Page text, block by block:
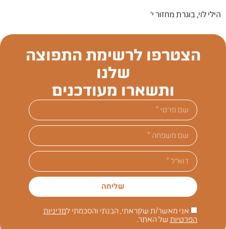
הילי לוי, בוגרת מחזור י'
הצטרפו לרשימת התפוצה
שלנו
ותשארו מעודכנים
אני מאשר/ת שקראתי, הבנתי והסכמתי למדיניות
הפרטיותשל האתר.
שליחה